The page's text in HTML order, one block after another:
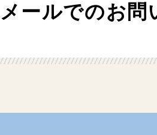
メールでのお問